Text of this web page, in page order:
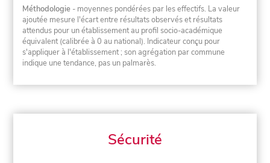
Méthodologie - moyennes pondérées par les effectifs. La valeur
ajoutée mesure l'écart entre résultats observés et résultats
attendus pour un établissement au profil socio-académique
équivalent (calibrée à 0 au national). Indicateur conçu pour
s'appliquer à l'établissement ; son agrégation par commune
indique une tendance, pas un palmarès.
Sécurité